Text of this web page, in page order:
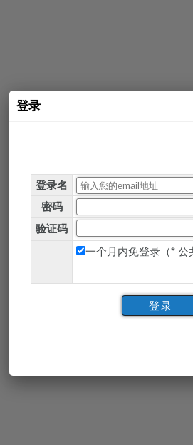
登录
登录名
密码
验证码
一个月内免登录（*
登录